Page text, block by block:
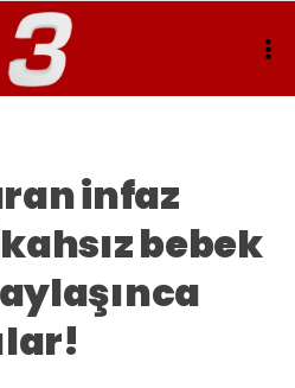
infaz
bebek